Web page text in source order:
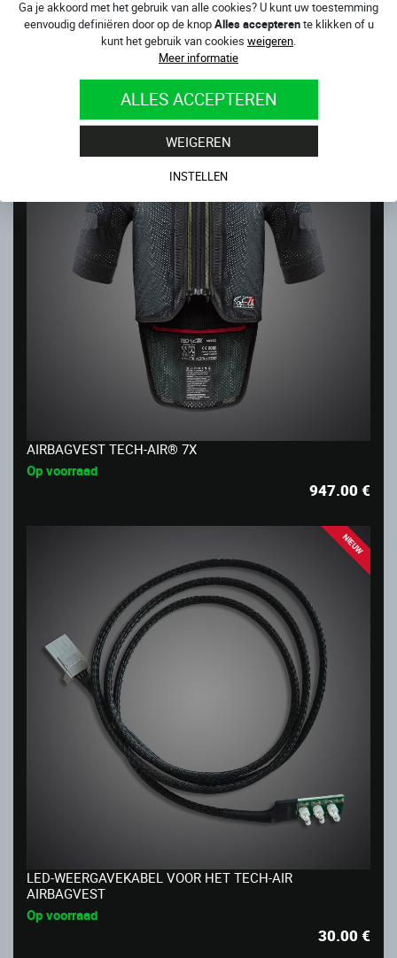
Ga je akkoord met het gebruik van alle cookies? U kunt uw toestemming
eenvoudig definiëren door op de knopAlles accepterente klikken of u
kunt het gebruik van cookies weigeren
Meer informatie
ALLES ACCEPTEREN
WEIGEREN
INSTELLEN
TECH-AIR® 5 PLASMA AIRBAGVEST SYSTEEM
AIRBAGVEST TECH-AIR® 7X
Op voorraad
947.00€
NIEUW
LED-WEERGAVEKABEL VOOR HET TECH-AIR
AIRBAGVEST
Op voorraad
30.00€